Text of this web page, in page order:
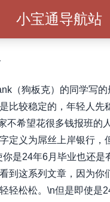
小宝通导航站
（狗板克）的同学写
比较稳定的，年轻人先
不希望花很多钱报班的
定义为屌丝上岸银行，
是24年6月毕业也还是
到这系列文章，因为你
轻松松。\n但是即使是